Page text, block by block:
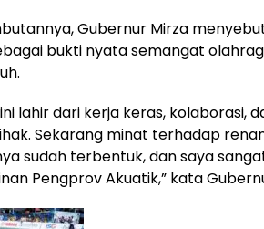
Gubernur Mirza
bukti nyata semangat
lahir dari kerja keras, kolaborasi,
Sekarang minat terhadap
sudah terbentuk, dan saya
Pengprov Akuatik,” kata